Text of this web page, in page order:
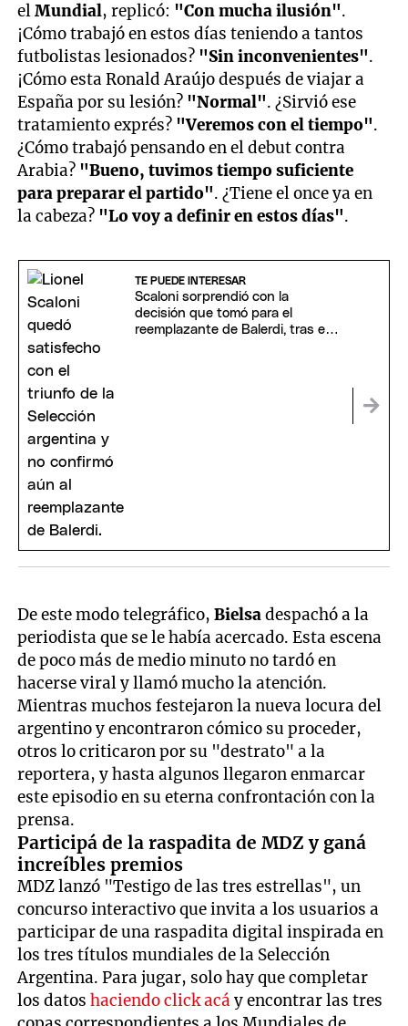
elMundial, replicó: "Con mucha ilusión".
¡Cómo trabajó en estos días teniendo a tantos
futbolistas lesionados? "Sin inconvenientes".
¡Cómo esta Ronald Araújo después de viajar a
España por su lesión? "Normal". ¿Sirvió ese
tratamiento exprés? "Veremos con el tiempo".
¿Cómo trabajó pensando en el debut contra
Arabia? "Bueno, tuvimos tiempo suficiente
para preparar el partido". ¿Tiene el once ya en
la cabeza? "Lo voy a definir en estos días".
TE PUEDE INTERESAR
Scaloni sorprendió con la
decisión que tomó para el
reemplazante de Balerdi, tras el
De este modo telegráfico,Bielsadespachó a la
periodista que se le había acercado. Esta escena
de poco más de medio minuto no tardó en
hacerse viral y llamó mucho la atención.
Mientras muchos festejaron la nueva locura del
argentino y encontraron cómico su proceder,
otros lo criticaron por su "destrato" a la
reportera, y hasta algunos llegaron enmarcar
este episodio en su eterna confrontación con la
prensa.
Participá de la raspadita de MDZ y ganá
increíbles premios
MDZ lanzó "Testigo de las tres estrellas", un
concurso interactivo que invita a los usuarios a
participar de una raspadita digital inspirada en
los tres títulos mundiales de la Selección
Argentina. Para jugar, solo hay que completar
los datoshaciendo click acá y encontrar las tres